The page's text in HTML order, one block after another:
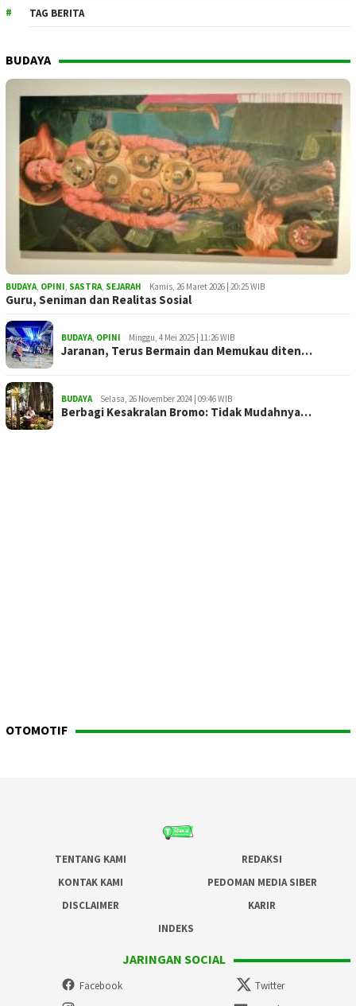
TAG BERITA
BUDAYA
BUDAYA, OPINI, SASTRA, SEJARAH Kamis, 26 Maret 2026 | 20:25 WIB
Guru, Seniman dan Realitas Sosial
BUDAYA, OPINI Minggu, 4 Mei 2025 | 11:26 WIB
Jaranan, Terus Bermain dan Memukau diten…
BUDAYA Selasa, 26 November 2024 | 09:46 WIB
Berbagi Kesakralan Bromo: Tidak Mudahnya…
OTOMOTIF
TENTANG KAMI
REDAKSI
KONTAK KAMI
PEDOMAN MEDIA SIBER
DISCLAIMER
KARIR
INDEKS
JARINGAN SOCIAL
Facebook
Twitter